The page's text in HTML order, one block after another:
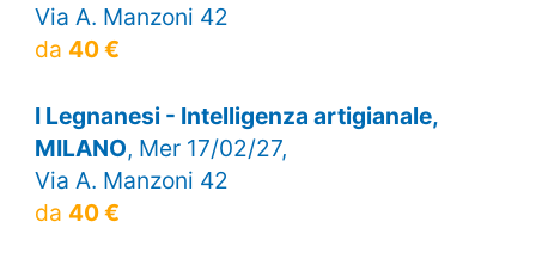
Via A. Manzoni 42
da 40 €
I Legnanesi - Intelligenza artigianale,
MILANO, Mer 17/02/27,
Via A. Manzoni 42
da 40 €